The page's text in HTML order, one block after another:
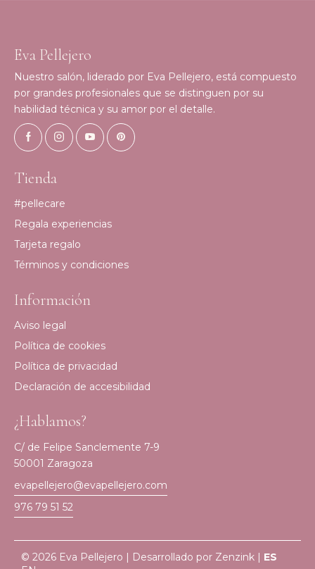
Eva Pellejero
Nuestro salón, liderado por Eva Pellejero, está compuesto
por grandes profesionales que se distinguen por su
habilidad técnica y su amor por el detalle.
Tienda
#pellecare
Regala experiencias
Tarjeta regalo
Términos y condiciones
Información
Aviso legal
Política de cookies
Política de privacidad
Declaración de accesibilidad
¿Hablamos?
C/ de Felipe Sanclemente 7-9
50001 Zaragoza
evapellejero@evapellejero.com
976 79 51 52
© 2026 Eva Pellejero | Desarrollado por Zenzink | ES